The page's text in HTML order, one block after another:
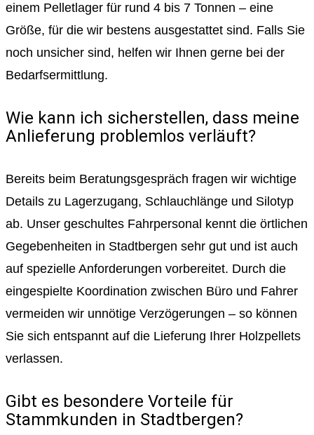
einem Pelletlager für rund 4 bis 7 Tonnen – eine
Größe, für die wir bestens ausgestattet sind. Falls Sie
noch unsicher sind, helfen wir Ihnen gerne bei der
Bedarfsermittlung.
Wie kann ich sicherstellen, dass meine
Anlieferung problemlos verläuft?
Bereits beim Beratungsgespräch fragen wir wichtige
Details zu Lagerzugang, Schlauchlänge und Silotyp
ab. Unser geschultes Fahrpersonal kennt die örtlichen
Gegebenheiten in Stadtbergen sehr gut und ist auch
auf spezielle Anforderungen vorbereitet. Durch die
eingespielte Koordination zwischen Büro und Fahrer
vermeiden wir unnötige Verzögerungen – so können
Sie sich entspannt auf die Lieferung Ihrer Holzpellets
verlassen.
Gibt es besondere Vorteile für
Stammkunden in Stadtbergen?